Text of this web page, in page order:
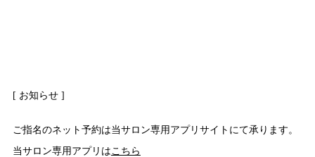
[ お知らせ ]
ご指名のネット予約は当サロン専用アプリサイトにて承ります。
当サロン専用アプリはこちら